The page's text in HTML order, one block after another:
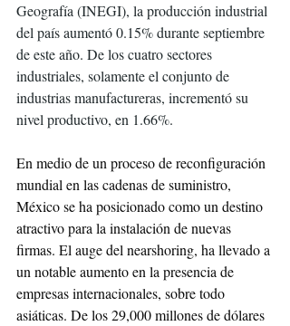
Geografía (INEGI), la producción industrial
del país aumentó 0.15% durante septiembre
de este año. De los cuatro sectores
industriales, solamente el conjunto de
industrias manufactureras, incrementó su
nivel productivo, en 1.66%.
En medio de un proceso de reconfiguración
mundial en las cadenas de suministro,
México se ha posicionado como un destino
atractivo para la instalación de nuevas
firmas. El auge del nearshoring, ha llevado a
un notable aumento en la presencia de
empresas internacionales, sobre todo
asiáticas. De los 29,000 millones de dólares